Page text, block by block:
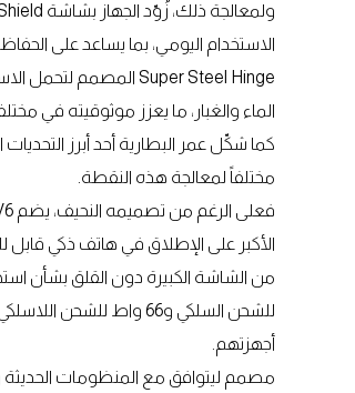
الماء والغبار، ما يعزز موثوقيته في
مختلفاً لمعالجة هذه النقطة.
الأكبر على الإطلاق في هاتف ذكي قابل
للشحن السلكي و66 واط
أجهزتهم.
مصمم ليتوافق مع المنظومات الحديثة